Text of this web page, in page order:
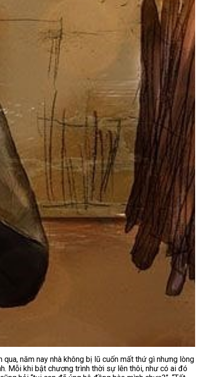
năm nay nhà không bị lũ cuốn mất thứ gì nhưng lòng
Mỗi khi bật chương trình thời sự lên thôi, như có ai đó